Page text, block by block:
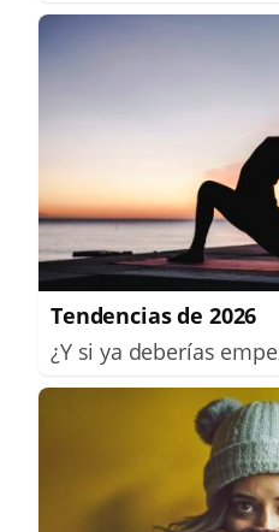
Tendencias de 2026
¿Y si ya deberías